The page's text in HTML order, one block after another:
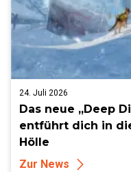
24. Juli 2026
Das neue „Deep
entführt dich in
Hölle
Zur News